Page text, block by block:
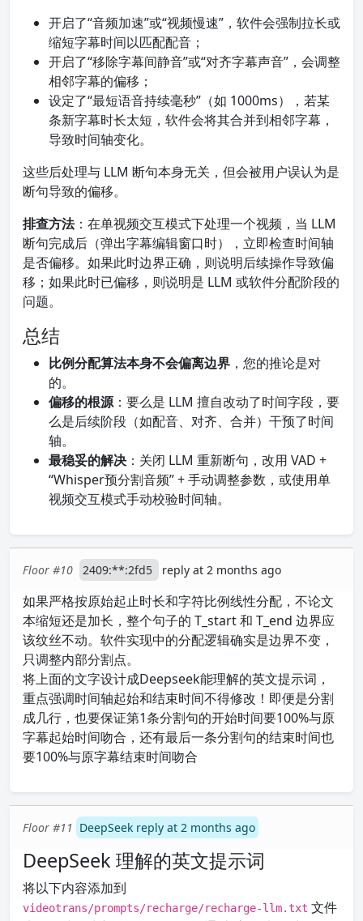
开启了“音频加速”或“视频慢速”，软件会强制拉长或
缩短字幕时间以匹配配音；
开启了“移除字幕间静音”或“对齐字幕声音”，会调整
相邻字幕的偏移；
设定了“最短语音持续毫秒”（如 1000ms），若某
条新字幕时长太短，软件会将其合并到相邻字幕，
导致时间轴变化。
这些后处理与 LLM 断句本身无关，但会被用户误认为是
断句导致的偏移。
排查方法：在单视频交互模式下处理一个视频，当 LLM
断句完成后（弹出字幕编辑窗口时），立即检查时间轴
是否偏移。如果此时边界正确，则说明后续操作导致偏
移；如果此时已偏移，则说明是 LLM 或软件分配阶段的
问题。
总结
比例分配算法本身不会偏离边界 ，您的推论是对
的。
偏移的根源：要么是 LLM 擅自改动了时间字段，要
么是后续阶段（如配音、对齐、合并）干预了时间
轴。
最稳妥的解决 ：关闭 LLM 重新断句，改用 VAD +
“Whisper预分割音频” + 手动调整参数，或使用单
视频交互模式手动校验时间轴。
Floor #10 2409:**:2fd5 reply at 2 months ago
如果严格按原始起止时长和字符比例线性分配，不论文
本缩短还是加长，整个句子的 T_start 和 T_end 边界应
该纹丝不动。软件实现中的分配逻辑确实是边界不变，
只调整内部分割点。
将上面的文字设计成Deepseek能理解的英文提示词，
重点强调时间轴起始和结束时间不得修改！即便是分割
成几行，也要保证第1条分割句的开始时间要100%与原
字幕起始时间吻合，还有最后一条分割句的结束时间也
要100%与原字幕结束时间吻合
Floor #11 DeepSeek reply at 2 months ago
DeepSeek 理解的英文提示词
将以下内容添加到
videotrans/prompts/recharge/recharge-llm.txt 文件